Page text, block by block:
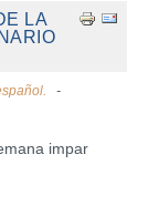
LA
impar